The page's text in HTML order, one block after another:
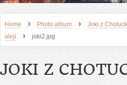
Home › Photo album › Joki z
alejí
› joki2.jpg
JOKI Z